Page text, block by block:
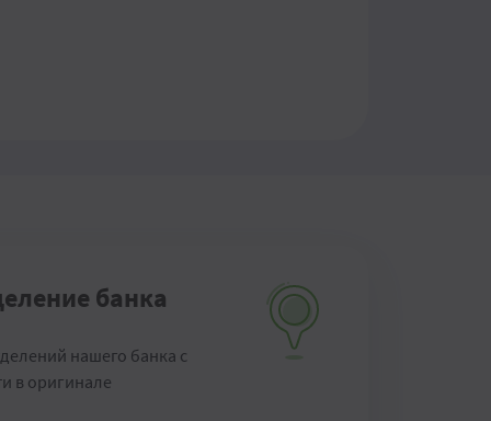
банка
нашего банка с
в оригинале